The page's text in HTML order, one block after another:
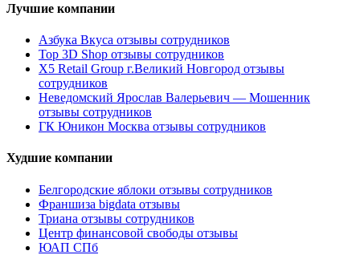
Лучшие компании
Азбука Вкуса отзывы сотрудников
Top 3D Shop отзывы сотрудников
X5 Retail Group г.Великий Новгород отзывы
сотрудников
Неведомский Ярослав Валерьевич — Мошенник
отзывы сотрудников
ГК Юникон Москва отзывы сотрудников
Худшие компании
Белгородские яблоки отзывы сотрудников
Франшиза bigdata отзывы
Триана отзывы сотрудников
Центр финансовой свободы отзывы
ЮАП СПб